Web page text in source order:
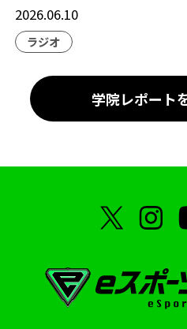
2026.06.10
ラジオ
学院レポート